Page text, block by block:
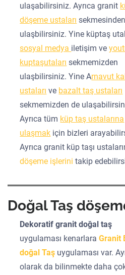
ulaşabilirsiniz. Ayrıca granit
döşeme ustaları
ulaşbilirsiniz. Yine küptaş
sosyal medya iletişim ve
kuptaşutaları sekmemizden
ulaşbilirsiniz. Yine Arnavut
ustaları ve bazalt taş ustaları
sekmemizden de
Ayrıca tüm küp taş ustalarına
ulaşmak için bizleri
Ayrıca granit küp taşı
döşeme işlerini takip
Doğal Taş
Dekoratif granit doğal taş
uygulaması kenarlaraGranit
doğal Taş uygulaması var.
olarak da bilinmekte daha